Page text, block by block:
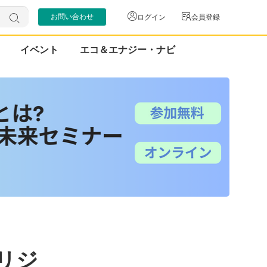
お問い合わせ ログイン 会員登録
イベント エコ＆エナジー・ナビ
ジ